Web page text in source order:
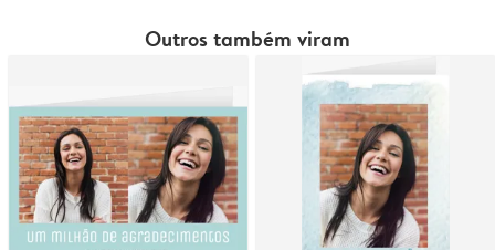
Outros também viram